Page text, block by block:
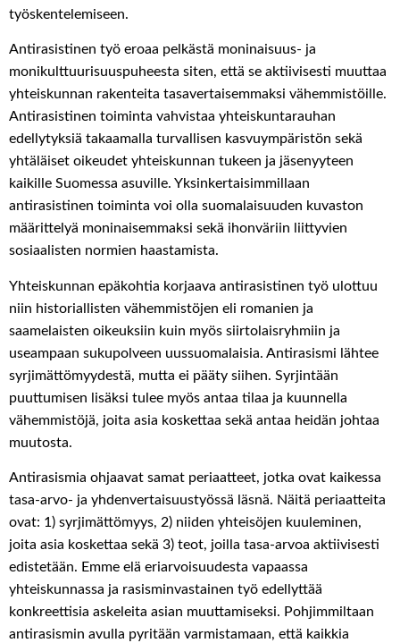
työskentelemiseen.
Antirasistinen työ eroaa pelkästä moninaisuus- ja
monikulttuurisuuspuheesta siten, että se aktiivisesti muuttaa
yhteiskunnan rakenteita tasavertaisemmaksi vähemmistöille.
Antirasistinen toiminta vahvistaa yhteiskuntarauhan
edellytyksiä takaamalla turvallisen kasvuympäristön sekä
yhtäläiset oikeudet yhteiskunnan tukeen ja jäsenyyteen
kaikille Suomessa asuville. Yksinkertaisimmillaan
antirasistinen toiminta voi olla suomalaisuuden kuvaston
määrittelyä moninaisemmaksi sekä ihonväriin liittyvien
sosiaalisten normien haastamista.
Yhteiskunnan epäkohtia korjaava antirasistinen työ ulottuu
niin historiallisten vähemmistöjen eli romanien ja
saamelaisten oikeuksiin kuin myös siirtolaisryhmiin ja
useampaan sukupolveen uussuomalaisia. Antirasismi lähtee
syrjimättömyydestä, mutta ei pääty siihen. Syrjintään
puuttumisen lisäksi tulee myös antaa tilaa ja kuunnella
vähemmistöjä, joita asia koskettaa sekä antaa heidän johtaa
muutosta.
Antirasismia ohjaavat samat periaatteet, jotka ovat kaikessa
tasa-arvo- ja yhdenvertaisuustyössä läsnä. Näitä periaatteita
ovat: 1) syrjimättömyys, 2) niiden yhteisöjen kuuleminen,
joita asia koskettaa sekä 3) teot, joilla tasa-arvoa aktiivisesti
edistetään. Emme elä eriarvoisuudesta vapaassa
yhteiskunnassa ja rasisminvastainen työ edellyttää
konkreettisia askeleita asian muuttamiseksi. Pohjimmiltaan
antirasismin avulla pyritään varmistamaan, että kaikkia